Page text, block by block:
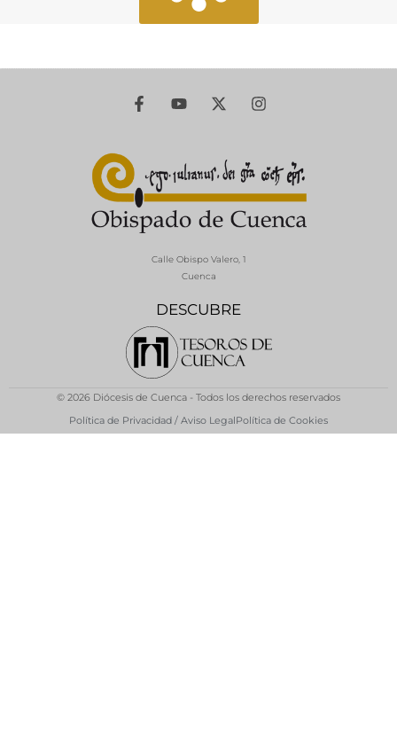
DESCUBRE
Calle Obispo Valero, 1
Cuenca
© 2026 Diócesis de Cuenca - Todos los derechos reservados
Política de Privacidad / Aviso LegalPolítica de Cookies